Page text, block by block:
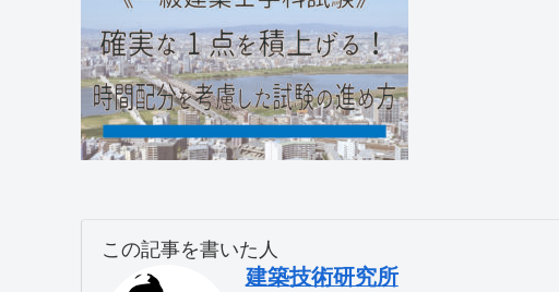
この記事を書いた人
建築技術研究所